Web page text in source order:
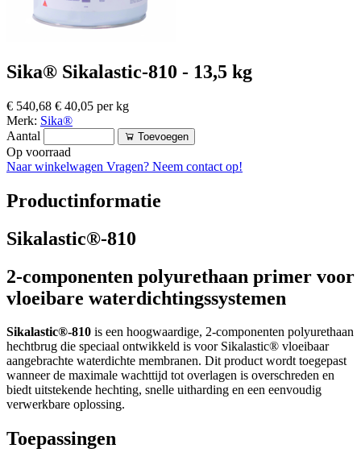
Sika® Sikalastic-810 - 13,5 kg
€ 540,68 € 40,05 per kg
Merk: Sika®
Aantal
Toevoegen
Op voorraad
Naar winkelwagen Vragen? Neem contact op!
Productinformatie
Sikalastic®-810
2-componenten polyurethaan primer voor
vloeibare waterdichtingssystemen
Sikalastic®-810 is een hoogwaardige, 2-componenten polyurethaan
hechtbrug die speciaal ontwikkeld is voor Sikalastic® vloeibaar
aangebrachte waterdichte membranen. Dit product wordt toegepast
wanneer de maximale wachttijd tot overlagen is overschreden en
biedt uitstekende hechting, snelle uitharding en een eenvoudig
verwerkbare oplossing.
Toepassingen